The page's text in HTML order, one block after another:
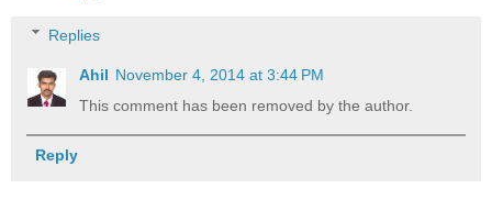
Replies
Ahil November 4, 2014 at 3:44 PM
This comment has been removed by the author.
Reply